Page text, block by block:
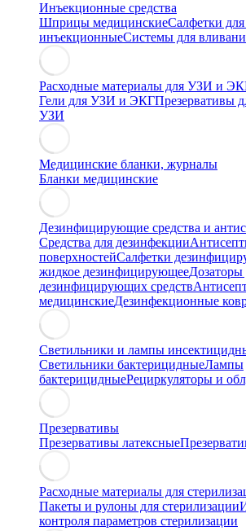
Инъекционные средства
Шприцы медицинскиеСалфетки
инъекционныеСистемы для
Расходные материалы для УЗИ и
Гели для УЗИ и ЭКГПрезервативы
УЗИ
Медицинские бланки, журналы
Бланки медицинские
Дезинфицирующие средства и
Средства для дезинфекции
поверхностейСалфетки
жидкое дезинфицирующееДозаторы
дезинфицирующих средств
медицинскиеДезинфекционные
Светильники и лампы
Светильники бактерицидныеЛампы
бактерицидныеРециркуляторы и
Презервативы
Презервативы латексные
Расходные материалы для
Пакеты и рулоны для стерилизации
контроля параметров стерилизации